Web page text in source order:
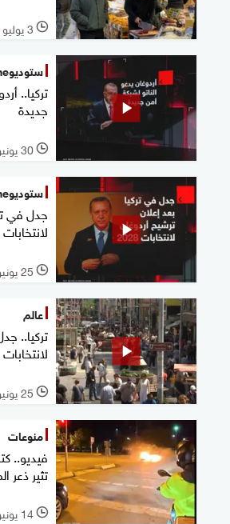
l 3 يوليو 2026
ستوديوone مع فضيلة
تركيا..
جديدة
l 30 يونيو 2026
ستوديوone مع فضيلة
جدل في
لانتخابات 2028
l 25 يونيو 2026
عالم
تركيا..
لانتخابات 2028
l 25 يونيو 2026
منوعات
فيديو..
تثير ذعر
l 14 يونيو 2026